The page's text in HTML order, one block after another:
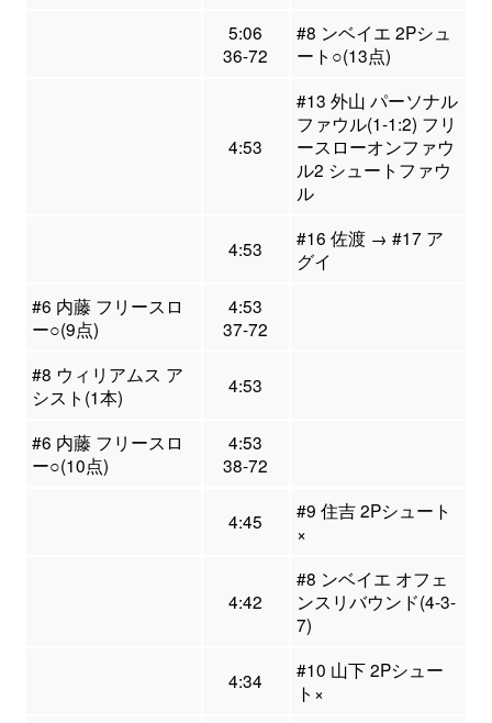
5:06
36-72
#8 ンベイエ 2Pシュ
ート○(13点)
4:53
#13 外山 パーソナル
ファウル(1-1:2) フリ
ースローオンファウ
ル2 シュートファウ
ル
4:53
#16 佐渡 → #17 ア
グイ
#6 内藤 フリースロ
ー○(9点)
4:53
37-72
#8 ウィリアムス ア
シスト(1本)
4:53
#6 内藤 フリースロ
ー○(10点)
4:53
38-72
4:45
#9 住吉 2Pシュート
×
4:42
#8 ンベイエ オフェ
ンスリバウンド(4-3-
7)
4:34
#10 山下 2Pシュー
ト×